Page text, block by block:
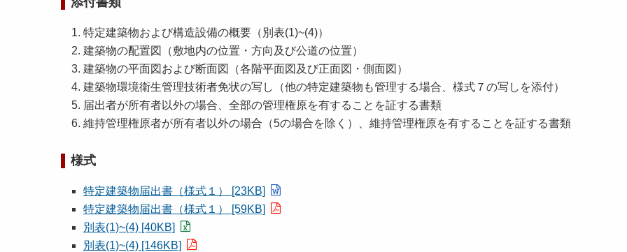
特定建築物および構造設備の概要（別表(1)~(4)）
建築物の配置図（敷地内の位置・方向及び公道の位置）
建築物の平面図および断面図（各階平面図及び正面図・側面図）
建築物環境衛生管理技術者免状の写し（他の特定建築物も管理する場合、様式７の写しを添付）
届出者が所有者以外の場合、全部の管理権原を有することを証する書類
維持管理権原者が所有者以外の場合（5の場合を除く）、維持管理権原を有することを証する書類
様式
特定建築物届出書（様式１） [23KB]
特定建築物届出書（様式１） [59KB]
別表(1)~(4) [40KB]
別表(1)~(4) [146KB]